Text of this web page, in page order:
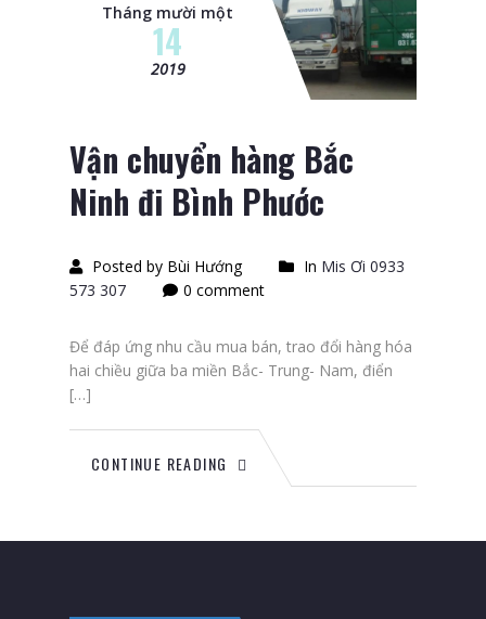
Tháng mười một
14
2019
Vận chuyển hàng Bắc
Ninh đi Bình Phước
Posted by Bùi Hướng In Mis Ơi 0933
573 307
0 comment
Để đáp ứng nhu cầu mua bán, trao đổi hàng hóa
hai chiều giữa ba miền Bắc- Trung- Nam, điển
[…]
CONTINUE READING